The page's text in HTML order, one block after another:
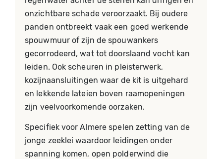
onzichtbare schade veroorzaakt. Bij oudere
panden ontbreekt vaak een goed werkende
spouwmuur of zijn de spouwankers
gecorrodeerd, wat tot doorslaand vocht kan
leiden. Ook scheuren in pleisterwerk,
kozijnaansluitingen waar de kit is uitgehard
en lekkende lateien boven raamopeningen
zijn veelvoorkomende oorzaken.
Specifiek voor Almere spelen zetting van de
jonge zeeklei waardoor leidingen onder
spanning komen, open polderwind die